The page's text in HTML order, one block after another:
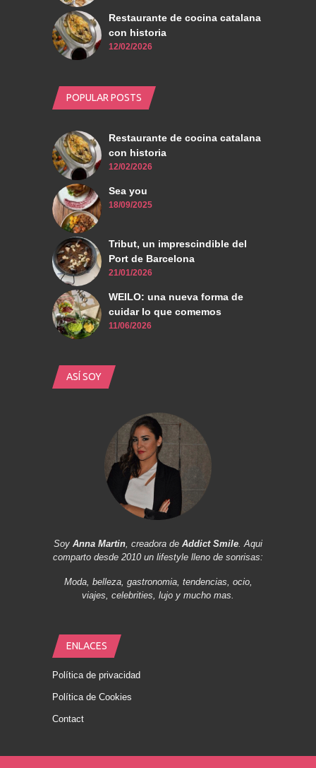
Restaurante de cocina catalana
con historia
12/02/2026
POPULAR POSTS
Restaurante de cocina catalana
con historia
12/02/2026
Sea you
18/09/2025
Tribut, un imprescindible del
Port de Barcelona
21/01/2026
WEILO: una nueva forma de
cuidar lo que comemos
11/06/2026
ASÍ SOY
Soy Anna Martin, creadora de Addict Smile. Aqui
comparto desde 2010 un lifestyle lleno de sonrisas:
Moda, belleza, gastronomia, tendencias, ocio,
viajes, celebrities, lujo y mucho mas.
ENLACES
Política de privacidad
Política de Cookies
Contact